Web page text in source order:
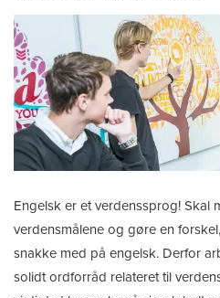
Engelsk er et verdenssprog! Skal
verdensmålene og gøre en
snakke med på engelsk. Derfor
solidt ordforråd relateret til